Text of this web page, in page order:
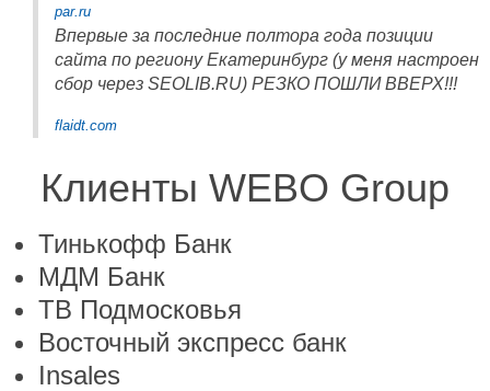
par.ru
Впервые за последние полтора года позиции
сайта по региону Екатеринбург (у меня настроен
сбор через SEOLIB.RU) РЕЗКО ПОШЛИ ВВЕРХ!!!
flaidt.com
Клиенты WEBO Group
Тинькофф Банк
МДМ Банк
ТВ Подмосковья
Восточный экспресс банк
Insales